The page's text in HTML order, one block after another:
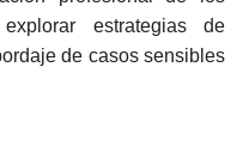
estrategias de
de casos sensibles